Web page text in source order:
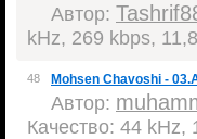
Автор:
kHz, 269 kbps,
48 Mohsen Chavoshi -
Автор:
Качество: 44